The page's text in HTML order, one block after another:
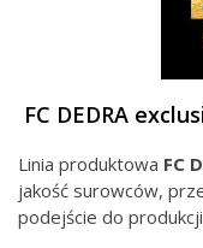
FC DEDRA
Linia produktowa FC
jakość surowców,
podejście do